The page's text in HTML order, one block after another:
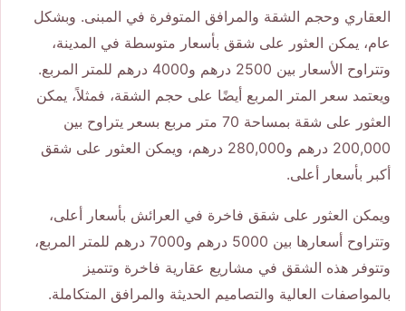
العقاري وحجم الشقة والمرافق المتوفرة في المبنى. وبشكل
عام، يمكن العثور على شقق بأسعار متوسطة في المدينة،
وتتراوح الأسعار بين 2500 درهم و4000 درهم للمتر المربع.
ويعتمد سعر المتر المربع أيضًا على حجم الشقة، فمثلاً، يمكن
العثور على شقة بمساحة 70 متر مربع بسعر يتراوح بين
200,000 درهم و280,000 درهم، ويمكن العثور على شقق
أكبر بأسعار أعلى.
ويمكن العثور على شقق فاخرة في العرائش بأسعار أعلى،
وتتراوح أسعارها بين 5000 درهم و7000 درهم للمتر المربع،
وتتوفر هذه الشقق في مشاريع عقارية فاخرة وتتميز
بالمواصفات العالية والتصاميم الحديثة والمرافق المتكاملة.